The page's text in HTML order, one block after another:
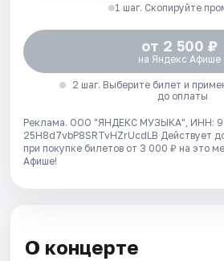
1 шаг. Скопируйте
от 2 500 ₽
на Яндекс Афише
2 шаг. Выберите билет и
до оплаты
Реклама. ООО "ЯНДЕКС МУЗЫКА", ИНН:
25H8d7vbP8SRTvHZrUcdLB Действует
при покупке билетов от 3 000 ₽ на это
Афише!
О концерте